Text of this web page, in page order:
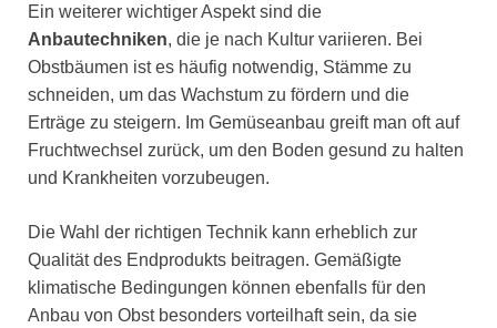
Ein weiterer wichtiger Aspekt sind die
Anbautechniken, die je nach Kultur variieren. Bei
Obstbäumen ist es häufig notwendig, Stämme zu
schneiden, um das Wachstum zu fördern und die
Erträge zu steigern. Im Gemüseanbau greift man oft auf
Fruchtwechsel zurück, um den Boden gesund zu halten
und Krankheiten vorzubeugen.
Die Wahl der richtigen Technik kann erheblich zur
Qualität des Endprodukts beitragen. Gemäßigte
klimatische Bedingungen können ebenfalls für den
Anbau von Obst besonders vorteilhaft sein, da sie